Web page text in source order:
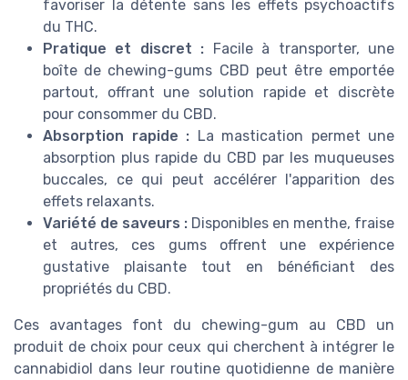
favoriser la détente sans les effets psychoactifs
du THC.
Pratique et discret : Facile à transporter, une
boîte de chewing-gums CBD peut être emportée
partout, offrant une solution rapide et discrète
pour consommer du CBD.
Absorption rapide : La mastication permet une
absorption plus rapide du CBD par les muqueuses
buccales, ce qui peut accélérer l'apparition des
effets relaxants.
Variété de saveurs : Disponibles en menthe, fraise
et autres, ces gums offrent une expérience
gustative plaisante tout en bénéficiant des
propriétés du CBD.
Ces avantages font du chewing-gum au CBD un
produit de choix pour ceux qui cherchent à intégrer le
cannabidiol dans leur routine quotidienne de manière